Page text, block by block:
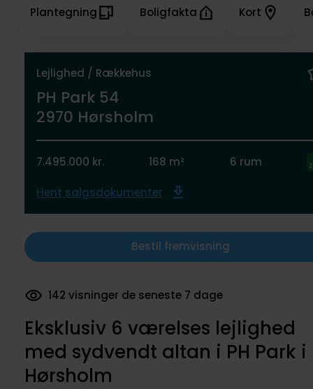
Lejlighed / Rækkehus
PH Park 54
2970 Hørsholm
7.495.000 kr. 168 m² 6 rum
Hent salgsdokumenter
Bestil fremvisning
Plantegning Boligfakta Kort
70 dokumenter downloadet
Eksklusiv 6 værelses lejlighed
med sydvendt altan i PH Park i
Hørsholm